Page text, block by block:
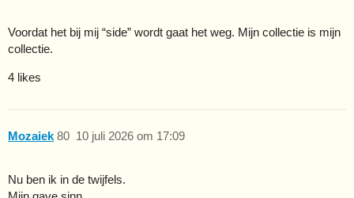
Voordat het bij mij “side” wordt gaat het weg. Mijn collectie is mijn
collectie.
4 likes
Mozaiek 10 juli 2026 om 17:09
80
Nu ben ik in de twijfels.